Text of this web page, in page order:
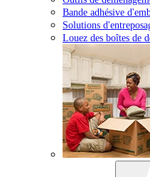
Bande adhésive
Solutions
Louez des boîtes de